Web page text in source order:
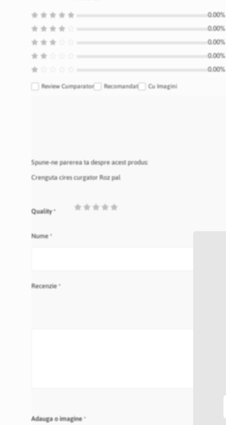
Review Cumparator Recomandat Cu Imagini
Spune-ne parerea ta despre acest produs:
Crenguta cires curgator Roz pal
Quality
1
2
3
4
Nume
Recenzie
Adauga o imagine